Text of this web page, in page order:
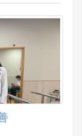
示，在衛生
員的協助
畫質的清晰
診療平
病患的症
變。 王
變差，溝
以為只是